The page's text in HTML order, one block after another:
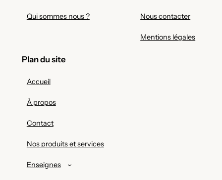
Qui sommes nous ? Nous contacter
Mentions légales
Plan du site
Accueil
À propos
Contact
Nos produits et services
Enseignes